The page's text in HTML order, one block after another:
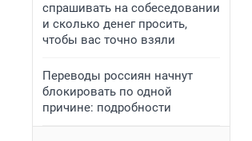
спрашивать на собеседовании
и сколько денег просить,
чтобы вас точно взяли
Переводы россиян начнут
блокировать по одной
причине: подробности